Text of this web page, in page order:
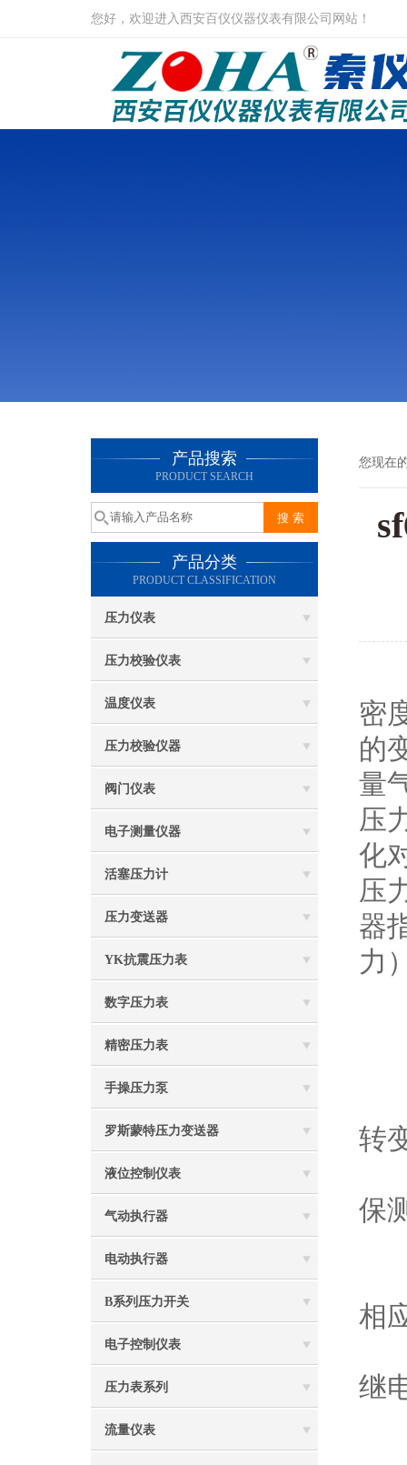
您好，欢迎进入西安百仪仪器仪表有限公司网站！
产品搜索
PRODUCT SEARCH
产品分类
PRODUCT CLASSIFICATION
压力仪表
压力校验仪表
温度仪表
压力校验仪器
阀门仪表
电子测量仪器
活塞压力计
压力变送器
YK抗震压力表
数字压力表
精密压力表
手操压力泵
罗斯蒙特压力变送器
液位控制仪表
气动执行器
电动执行器
B系列压力开关
电子控制仪表
压力表系列
流量仪表
您现在
密
的
量
压
化
压
器
力
转
保
相
继